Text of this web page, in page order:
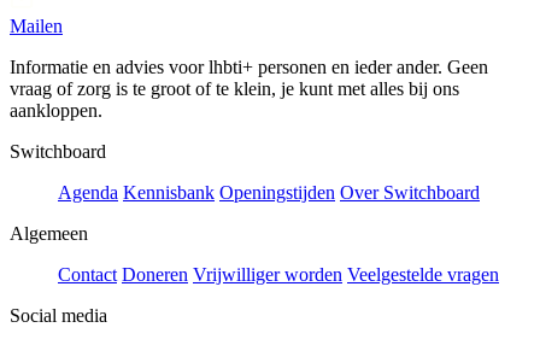
Mailen
Informatie en advies voor lhbti+ personen en ieder ander. Geen
vraag of zorg is te groot of te klein, je kunt met alles bij ons
aankloppen.
Switchboard
Agenda Kennisbank Openingstijden Over Switchboard
Algemeen
Contact Doneren Vrijwilliger worden Veelgestelde vragen
Social media